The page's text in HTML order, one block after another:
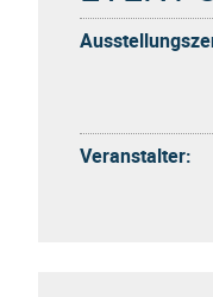
Veranstalter: